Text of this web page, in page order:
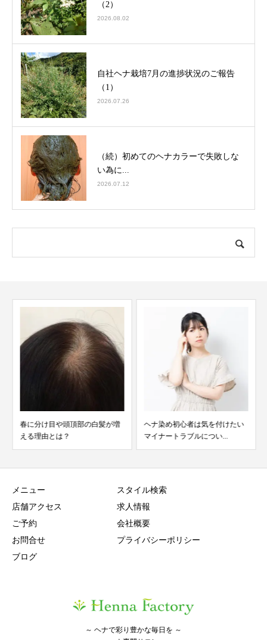
（2）
2026.08.02
自社ヘナ栽培7月の進捗状況のご報告
（1）
2026.07.26
（続）初めてのヘナカラーで失敗しな
い為に...
2026.07.12
春に分け目や頭頂部の白髪が増
える理由とは？
ヘナ染め初心者は気を付けたい
マイナートラブルについ...
メニュー
店舗アクセス
ご予約
お問合せ
ブログ
スタイル検索
求人情報
会社概要
プライバシーポリシー
～ ヘナで彩り豊かな毎日を ～